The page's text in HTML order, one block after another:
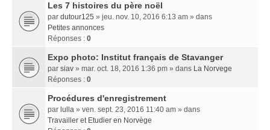
Les 7 histoires du père noël
par dutour125 » jeu. nov. 10, 2016 6:13 am » dans
Petites annonces
Réponses : 0
Expo photo: Institut français de Stavanger
par siav » mar. oct. 18, 2016 1:36 pm » dans La Norvege
Réponses : 0
Procédures d'enregistrement
par lulla » ven. sept. 23, 2016 11:40 am » dans
Travailler et Etudier en Norvège